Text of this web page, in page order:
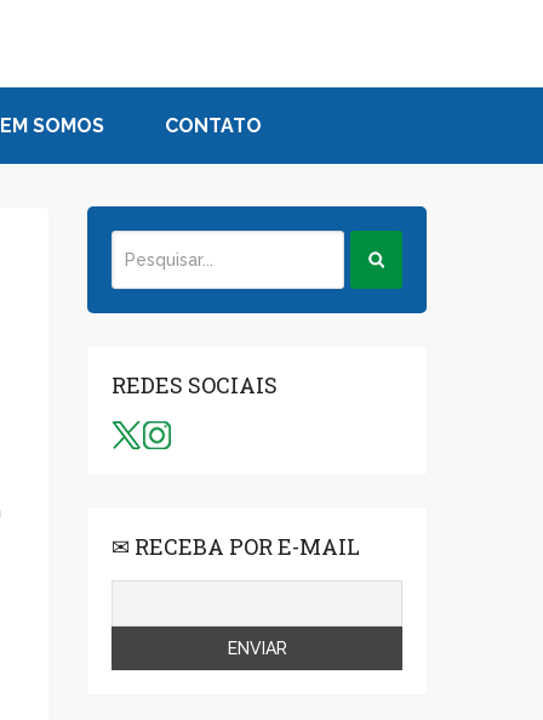
SOMOS CONTATO
REDES SOCIAIS
✉ RECEBA POR E-MAIL